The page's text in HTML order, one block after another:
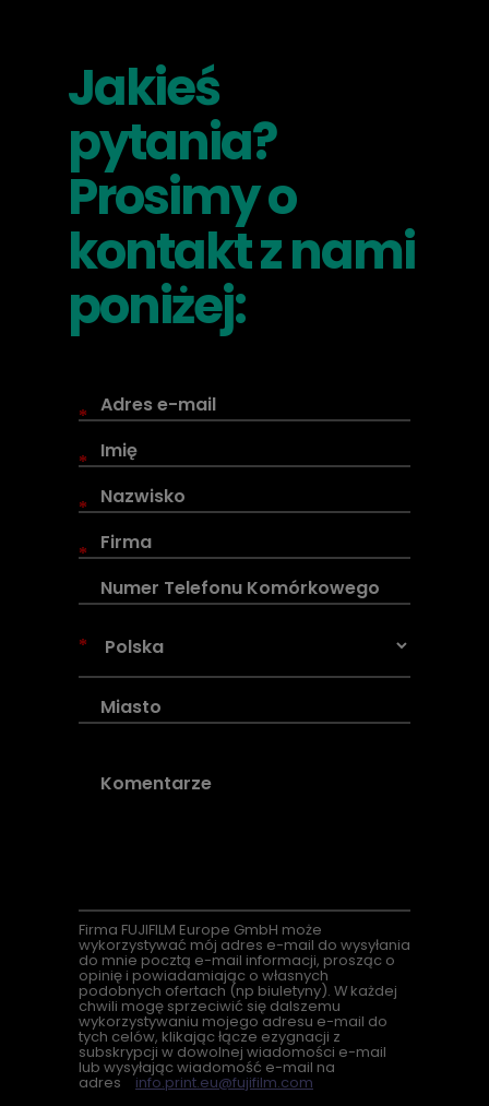
Jakieś
pytania?
Prosimy o
kontakt z nami
poniżej:
*
*
*
*
*
Firma FUJIFILM Europe GmbH może
wykorzystywać mój adres e-mail do wysyłania
do mnie pocztą e-mail informacji, prosząc o
opinię i powiadamiając o własnych
podobnych ofertach (np biuletyny). W każdej
chwili mogę sprzeciwić się dalszemu
wykorzystywaniu mojego adresu e-mail do
tych celów, klikając łącze ezygnacji z
subskrypcji w dowolnej wiadomości e-mail
lub wysyłając wiadomość e-mail na
adres info.print.eu@fujifilm.com